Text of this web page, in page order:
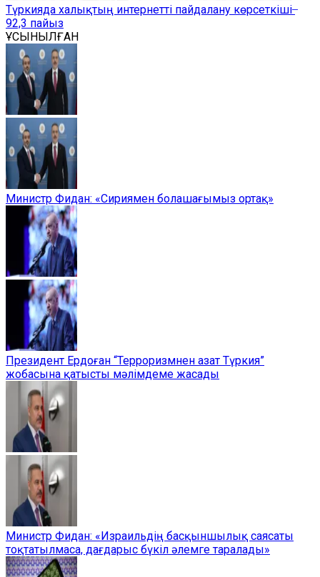
Түркияда халықтың интернетті пайдалану көрсеткіші ̶
92,3 пайыз
ҰСЫНЫЛҒАН
Министр Фидан: «Сириямен болашағымыз ортақ»
Президент Ердоған “Терроризмнен азат Түркия”
жобасына қатысты мәлімдеме жасады
Министр Фидан: «Израильдің басқыншылық саясаты
тоқтатылмаса, дағдарыс бүкіл әлемге таралады»